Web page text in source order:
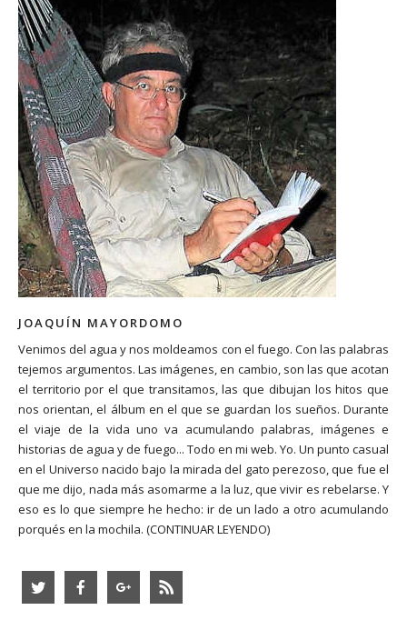
JOAQUÍN MAYORDOMO
Venimos del agua y nos moldeamos con el fuego. Con las palabras
tejemos argumentos. Las imágenes, en cambio, son las que acotan
el territorio por el que transitamos, las que dibujan los hitos que
nos orientan, el álbum en el que se guardan los sueños. Durante
el viaje de la vida uno va acumulando palabras, imágenes e
historias de agua y de fuego... Todo en mi web. Yo. Un punto casual
en el Universo nacido bajo la mirada del gato perezoso, que fue el
que me dijo, nada más asomarme a la luz, que vivir es rebelarse. Y
eso es lo que siempre he hecho: ir de un lado a otro acumulando
porqués en la mochila. (CONTINUAR LEYENDO)